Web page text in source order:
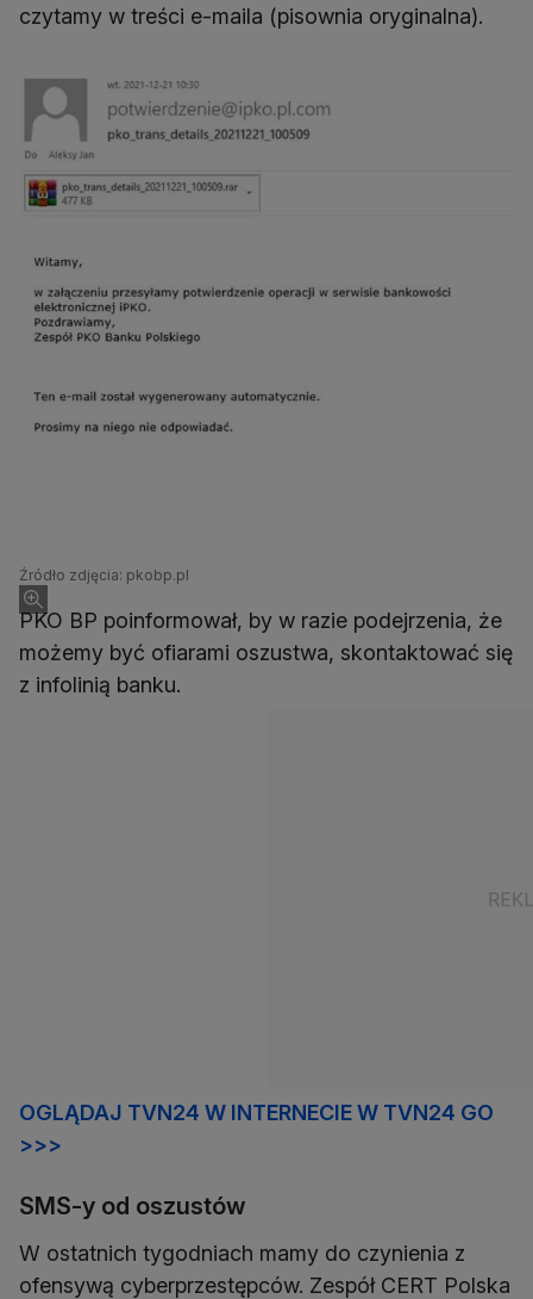
Źródło zdjęcia: pkobp.pl
PKO BP poinformował, by w razie podejrzenia, że
możemy być ofiarami oszustwa, skontaktować się
z infolinią banku.
OGLĄDAJ TVN24 W INTERNECIE W TVN24 GO
>>>
SMS-y od oszustów
W ostatnich tygodniach mamy do czynienia z
ofensywą cyberprzestępców. Zespół CERT Polska